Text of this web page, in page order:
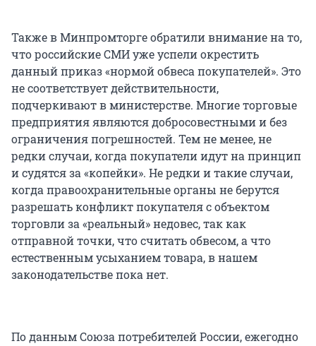
Также в Минпромторге обратили внимание на то,
что российские СМИ уже успели окрестить
данный приказ «нормой обвеса покупателей». Это
не соответствует действительности,
подчеркивают в министерстве. Многие торговые
предприятия являются добросовестными и без
ограничения погрешностей. Тем не менее, не
редки случаи, когда покупатели идут на принцип
и судятся за «копейки». Не редки и такие случаи,
когда правоохранительные органы не берутся
разрешать конфликт покупателя с объектом
торговли за «реальный» недовес, так как
отправной точки, что считать обвесом, а что
естественным усыханием товара, в нашем
законодательстве пока нет.
По данным Союза потребителей России, ежегодно